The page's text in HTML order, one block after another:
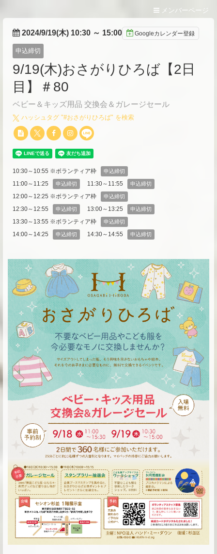
メンバーページ
2024/9/19(木) 10:30 ～ 15:00 Googleカレンダー登録
申込締切
9/19(木)おさがりひろば【2日
目】＃80
ベビー＆キッズ用品 交換会＆ガレージセール
ハッシュタグ "#おさがりひろば" を検索
10:30～10:55 ※ボランティア枠 申込締切
11:00～11:25 申込締切 11:30～11:55 申込締切
12:00～12:25 ※ボランティア枠 申込締切
12:30～12:55 申込締切 13:00～13:25 申込締切
13:30～13:55 ※ボランティア枠 申込締切
14:00～14:25 申込締切 14:30～14:55 申込締切